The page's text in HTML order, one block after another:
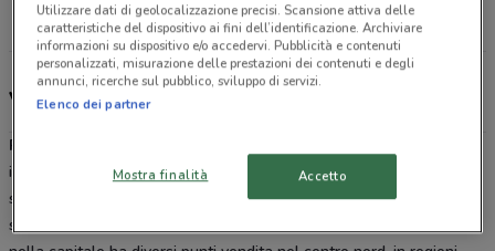
Tutti i negozi Panorama
Volantino, offerte e carta Per Te Panorama
Panorama
ipermercati del gruppo. Pam Panorama quindi si dedica ai
supermercati di grandi dimensioni proponendo ai clienti una grande
scelta di generi alimentari e non. L’insegna oltre alla sua presenza
Utilizzare dati di geolocalizzazione precisi. Scansione attiva delle
caratteristiche del dispositivo ai fini dell’identificazione. Archiviare
informazioni su dispositivo e/o accedervi. Pubblicità e contenuti
personalizzati, misurazione delle prestazioni dei contenuti e degli
annunci, ricerche sul pubblico, sviluppo di servizi.
Elenco dei partner
Mostra finalità Accetto